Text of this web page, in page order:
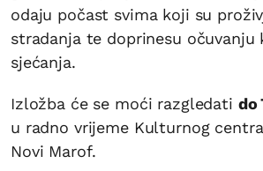
odaju počast svima koji su
stradanja te doprinesu očuvanju
sjećanja.
Izložba će se moći razgledati do
u radno vrijeme Kulturnog centra
Novi Marof.